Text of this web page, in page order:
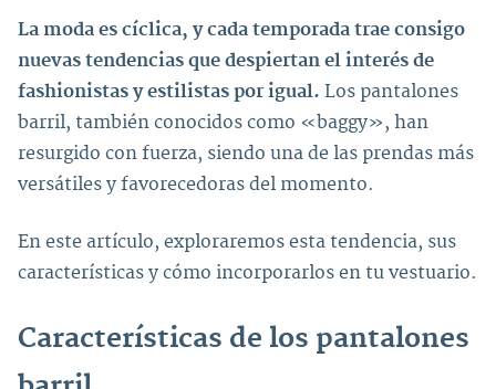
La moda es cíclica, y cada temporada trae consigo
nuevas tendencias que despiertan el interés de
fashionistas y estilistas por igual. Los pantalones
barril, también conocidos como «baggy», han
resurgido con fuerza, siendo una de las prendas más
versátiles y favorecedoras del momento.
En este artículo, exploraremos esta tendencia, sus
características y cómo incorporarlos en tu vestuario.
Características de los pantalones